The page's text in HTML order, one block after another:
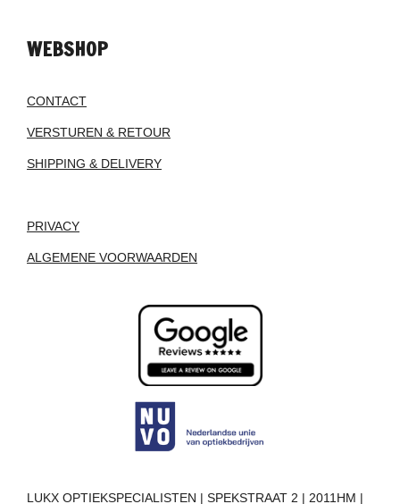
WEBSHOP
CONTACT
VERSTUREN & RETOUR
SHIPPING & DELIVERY
PRIVACY
ALGEMENE VOORWAARDEN
LUKX OPTIEKSPECIALISTEN | SPEKSTRAAT 2 | 2011HM |